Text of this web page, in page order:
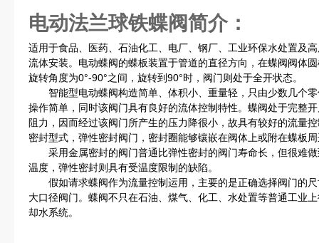
电动法兰球铁蝶阀简介：
适用于食品、医药、石油化工、电厂、钢厂、工业环保水处置及
流体安装。电动蝶阀的蝶板装置于管道的直径方向，在蝶阀阀体
旋转角度为0°-90°之间，旋转到90°时，阀门则处于全开状态。
智能型电动蝶阀构造简单、体积小、重量轻，只由少数几个零
操作简单，同时该阀门具有良好的流体控制特性。蝶阀处于完整
阻力，因而经过该阀门所产生的压力降很小，故具有较好的流量
密封型式，弹性密封阀门，密封圈能够镶嵌在阀体上或附在蝶板
采用金属密封的阀门普通比弹性密封的阀门寿命长，但很难做
温度，弹性密封则具有受温度限制的缺陷。
假如请求蝶阀作为流量控制运用，主要的是正确选择阀门的尺
大口径阀门。蝶阀不只在石油、煤气、化工、水处置等普通工业
却水系统。